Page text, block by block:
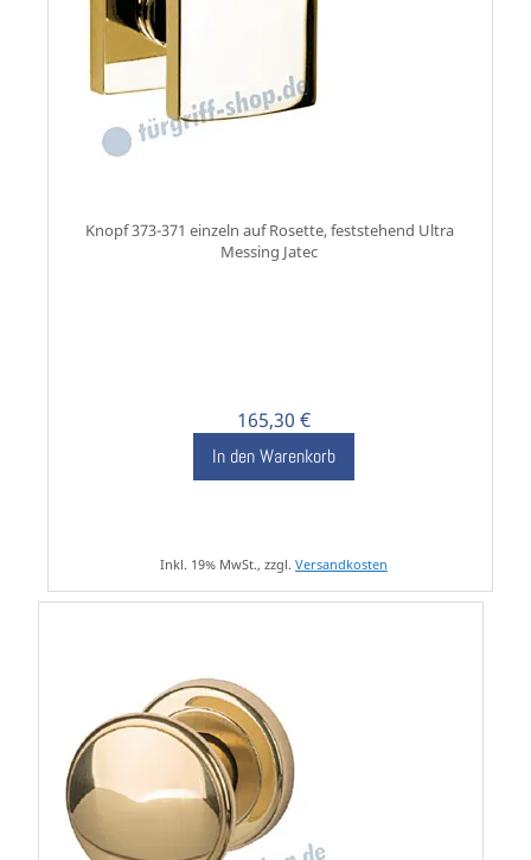
Knopf 373-371 einzeln auf Rosette, feststehend Ultra
Messing Jatec
165,30 €
In den Warenkorb
Inkl. 19% MwSt., zzgl. Versandkosten